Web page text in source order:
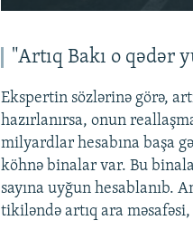
Auto
"Artıq Bakı o qədər
Ekspertin sözlərinə görə,
hazırlanırsa, onun
milyardlar hesabına başa
köhnə binalar var. Bu
sayına uyğun hesablanıb.
tikiləndə artıq ara